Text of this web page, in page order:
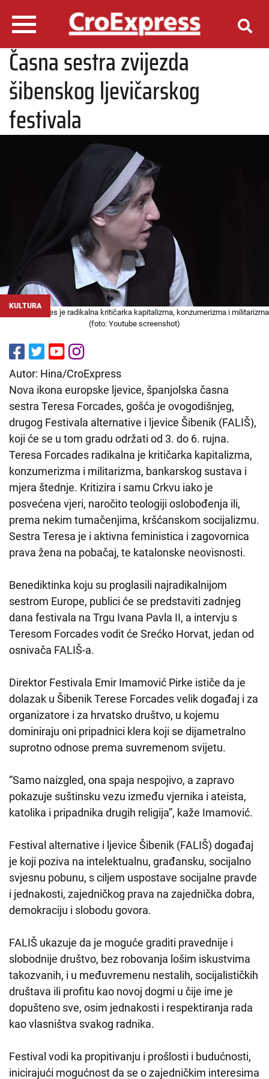
Časna sestra zvijezda
šibenskog ljevičarskog
festivala
KULTURA
Teresa Forcades je radikalna kritičarka kapitalizma, konzumerizma i militarizma
(foto: Youtube screenshot)
Autor: Hina/CroExpress
Nova ikona europske ljevice, španjolska časna
sestra Teresa Forcades, gošća je ovogodišnjeg,
drugog Festivala alternative i ljevice Šibenik (FALIŠ),
koji će se u tom gradu održati od 3. do 6. rujna.
Teresa Forcades radikalna je kritičarka kapitalizma,
konzumerizma i militarizma, bankarskog sustava i
mjera štednje. Kritizira i samu Crkvu iako je
posvećena vjeri, naročito teologiji oslobođenja ili,
prema nekim tumačenjima, kršćanskom socijalizmu.
Sestra Teresa je i aktivna feministica i zagovornica
prava žena na pobačaj, te katalonske neovisnosti.
Benediktinka koju su proglasili najradikalnijom
sestrom Europe, publici će se predstaviti zadnjeg
dana festivala na Trgu Ivana Pavla II, a intervju s
Teresom Forcades vodit će Srećko Horvat, jedan od
osnivača FALIŠ-a.
Direktor Festivala Emir Imamović Pirke ističe da je
dolazak u Šibenik Terese Forcades velik događaj i za
organizatore i za hrvatsko društvo, u kojemu
dominiraju oni pripadnici klera koji se dijametralno
suprotno odnose prema suvremenom svijetu.
“Samo naizgled, ona spaja nespojivo, a zapravo
pokazuje suštinsku vezu između vjernika i ateista,
katolika i pripadnika drugih religija”, kaže Imamović.
Festival alternative i ljevice Šibenik (FALIŠ) događaj
je koji poziva na intelektualnu, građansku, socijalno
svjesnu pobunu, s ciljem uspostave socijalne pravde
i jednakosti, zajedničkog prava na zajednička dobra,
demokraciju i slobodu govora.
FALIŠ ukazuje da je moguće graditi pravednije i
slobodnije društvo, bez robovanja lošim iskustvima
takozvanih, i u međuvremenu nestalih, socijalističkih
društava ili profitu kao novoj dogmi u čije ime je
dopušteno sve, osim jednakosti i respektiranja rada
kao vlasništva svakog radnika.
Festival vodi ka propitivanju i prošlosti i budućnosti,
inicirajući mogućnost da se o zajedničkim interesima